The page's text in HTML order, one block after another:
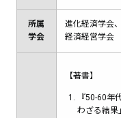
所属
学会
進化経済学会
経済経営学会
【著書】
『50-60年
わざる結果